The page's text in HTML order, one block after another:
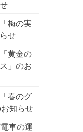
梅の実
せ
黄金の
」のお
春のグ
知らせ
車の運